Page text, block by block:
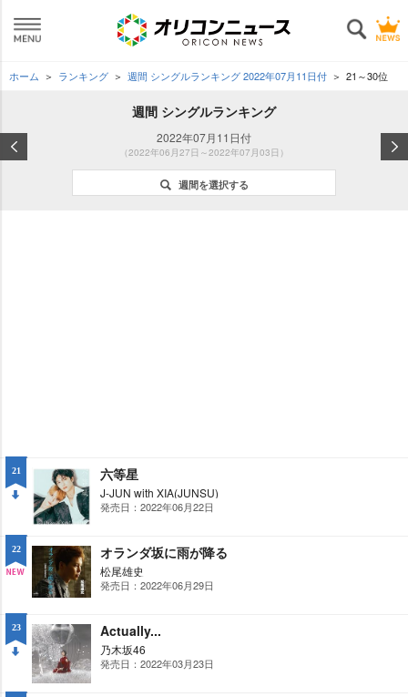
ホーム ランキング 週間 シングルランキング 2022年07月11日付 21～30位
週間 シングルランキング
2022年07月11日付
（2022年06月27日～2022年07月03日）
週間を選択する
21
WN
六等星
J-JUN with XIA(JUNSU)
発売日：2022年06月22日
22
W
オランダ坂に雨が降る
松尾雄史
発売日：2022年06月29日
23
WN
Actually...
乃木坂46
発売日：2022年03月23日